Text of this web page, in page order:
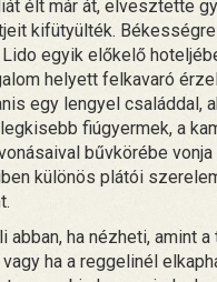
élt már át, elvesztette
kifütyülték.
egyik előkelő
helyett felkavaró
egy lengyel családdal,
fiúgyermek, a
bűvkörébe
különös plátói
abban, ha nézheti, amint
ha a reggelinél